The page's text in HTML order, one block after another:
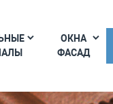
ОКНА
ФАСАД